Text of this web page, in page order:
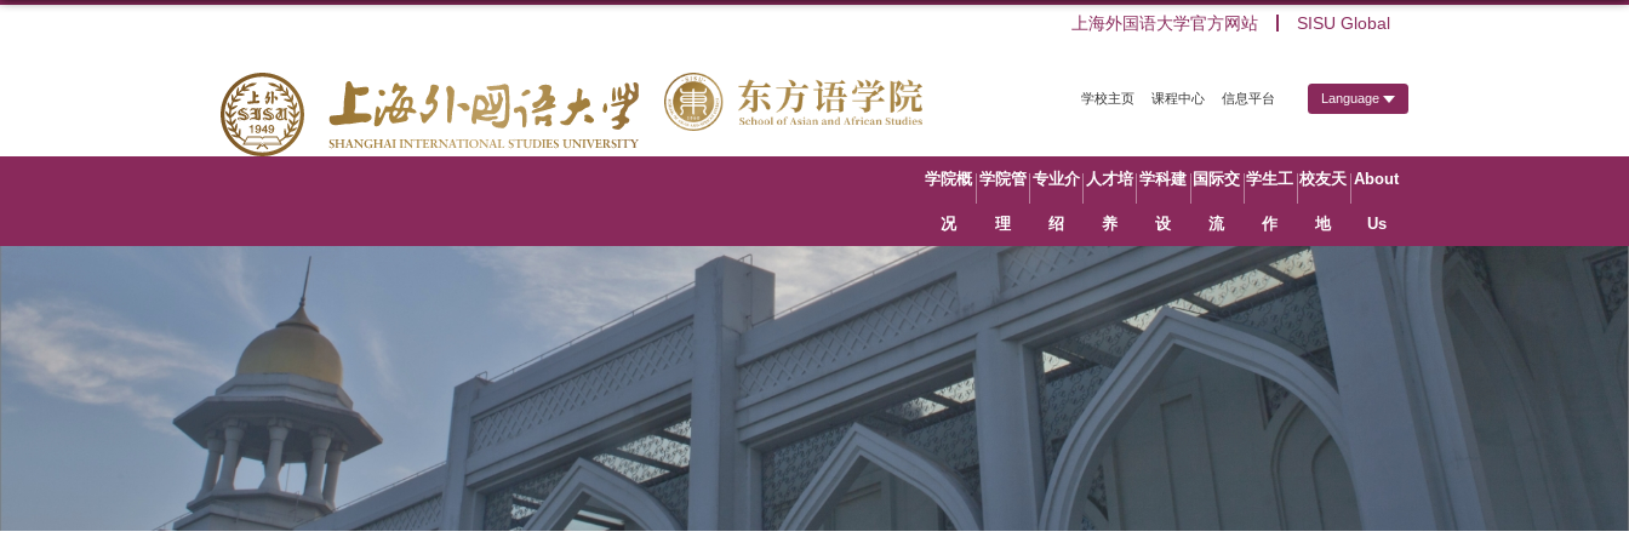
上海外国语大学官方网站 SISU Global
学校主页 课程中心 信息平台 Language
学院概
况
学院管
理
专业介
绍
人才培
养
学科建
设
国际交
流
学生工
作
校友天
地
About
Us